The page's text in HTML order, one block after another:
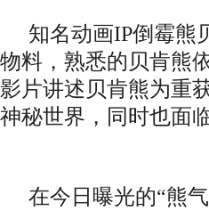
知名动画IP倒霉熊
物料，熟悉的贝肯熊
影片讲述贝肯熊为重
神秘世界，同时也面
在今日曝光的“熊